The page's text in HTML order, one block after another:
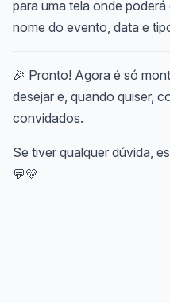
para uma tela onde
nome do evento, data e
🎉 Pronto! Agora é só
desejar e, quando quiser,
convidados.
Se tiver qualquer dúvida,
💬💛